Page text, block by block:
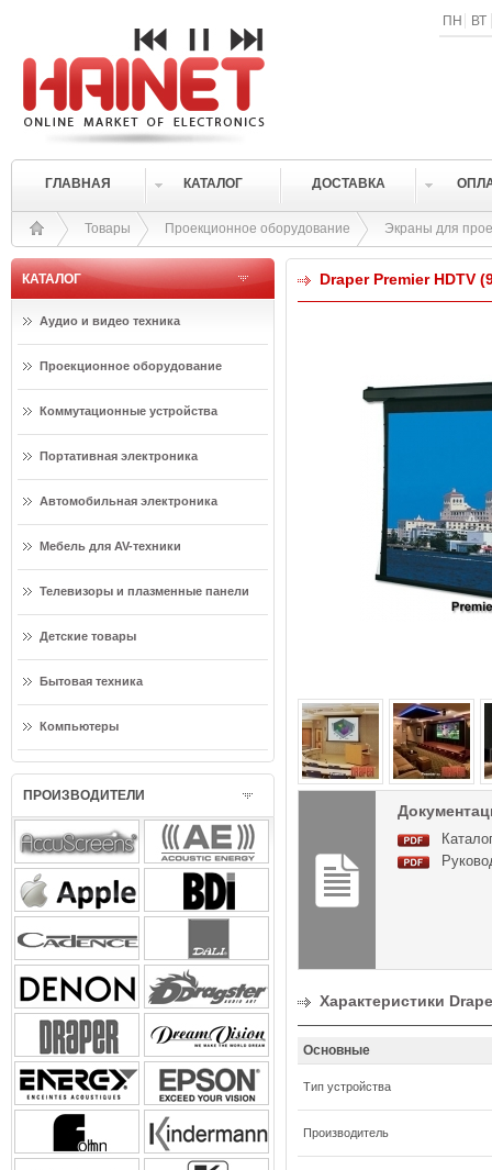
ПН ВТ
ГЛАВНАЯ КАТАЛОГ ДОСТАВКА
Товары Проекционное оборудование Экраны для
КАТАЛОГ
Аудио и видео техника
Проекционное оборудование
Коммутационные устройства
Портативная электроника
Автомобильная электроника
Мебель для AV-техники
Телевизоры и плазменные панели
Детские товары
Бытовая техника
Компьютеры
ПРОИЗВОДИТЕЛИ
Draper Premier HDTV
Характеристики
Основные
Тип устройства
Производитель